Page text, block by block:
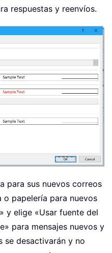
respuestas y reenvíos.
para sus nuevos correos
o papelería para nuevos
y elige «Usar fuente del
para mensajes nuevos y
se desactivarán y no